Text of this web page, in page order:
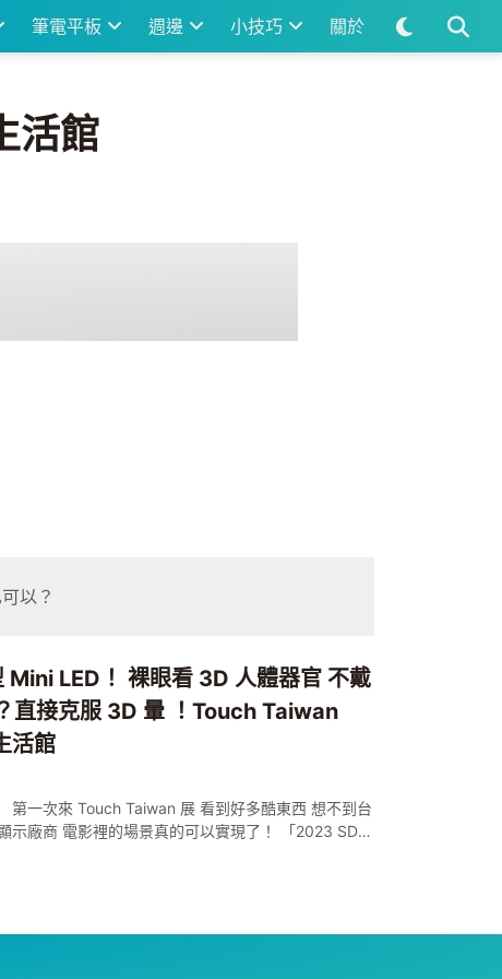
筆電平板 週邊 小技巧 關於
活館
以？
Mini LED！ 裸眼看 3D 人體器官 不戴
直接克服 3D 暈 ！Touch Taiwan
活館
電影裡的場景真的可以實現了！ 「2023 SDIA